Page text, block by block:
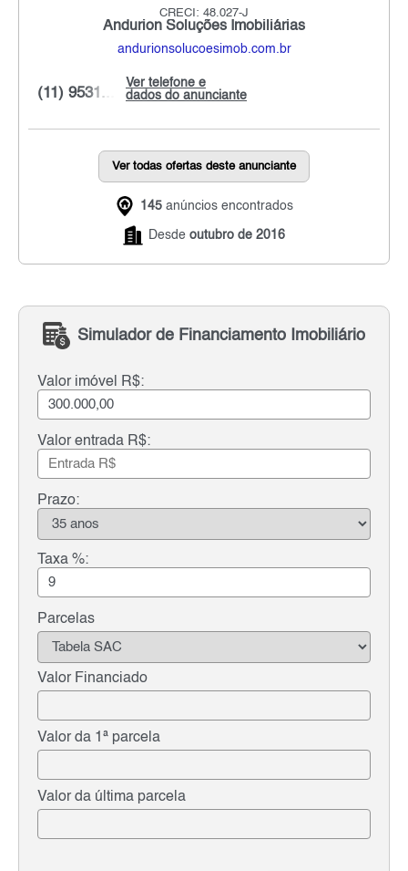
CRECI: 48.027-J
Andurion Soluções Imobiliárias
andurionsolucoesimob.com.br
Ver telefone e
dados do anunciante
(11) 9531...
Ver todas ofertas deste anunciante
145 anúncios encontrados
Desde outubro de 2016
Simulador de Financiamento Imobiliário
Valor imóvel R$:
Valor entrada R$:
Prazo:
Taxa %:
Parcelas
Valor Financiado
Valor da 1ª parcela
Valor da última parcela